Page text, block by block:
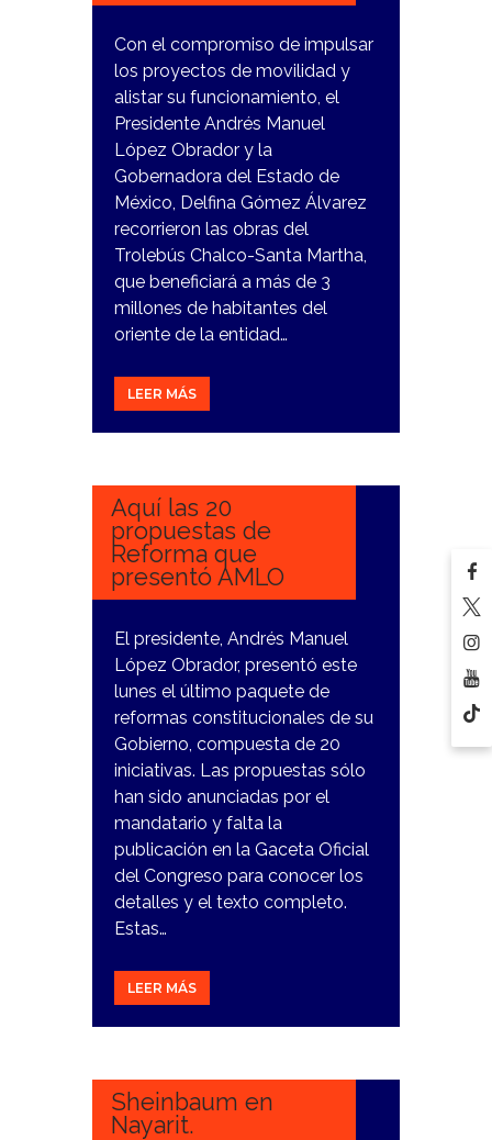
Con el compromiso de impulsar
los proyectos de movilidad y
alistar su funcionamiento, el
Presidente Andrés Manuel
López Obrador y la
Gobernadora del Estado de
México, Delfina Gómez Álvarez
recorrieron las obras del
Trolebús Chalco-Santa Martha,
que beneficiará a más de 3
millones de habitantes del
oriente de la entidad…
LEER MÁS
6
Aquí las 20
propuestas de
Reforma que
presentó AMLO
El presidente, Andrés Manuel
López Obrador, presentó este
lunes el último paquete de
reformas constitucionales de su
Gobierno, compuesta de 20
iniciativas. Las propuestas sólo
han sido anunciadas por el
mandatario y falta la
publicación en la Gaceta Oficial
del Congreso para conocer los
detalles y el texto completo.
Estas…
LEER MÁS
6
Sheinbaum en
Nayarit.